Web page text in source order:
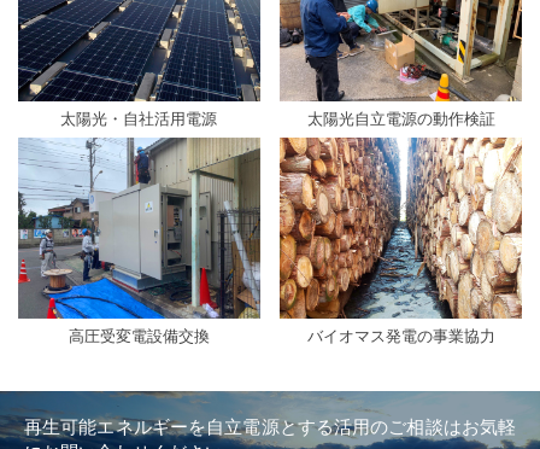
太陽光・自社活用電源 太陽光自立電源の動作検証
高圧受変電設備交換 バイオマス発電の事業協力
再生可能エネルギーを自立電源とする活用のご相談はお気軽